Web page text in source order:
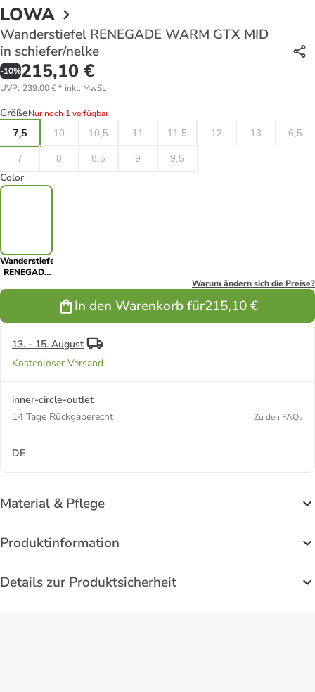
LOWA
Wanderstiefel RENEGADE WARM GTX MID
in schiefer/nelke
-10%215,10 €
UVP: 239,00 €* inkl. MwSt.
GrößeNur noch 1 verfügbar
7,5
10 10,5 11 11.5 12 13 6,5
7 8 8,5 9 9,5
Color
Wanderstiefel
RENEGADE
Warum ändern sich die Preise?
In den Warenkorb für215,10 €
13. - 15. August
Kostenloser Versand
inner-circle-outlet
14 Tage Rückgaberecht
Zu den FAQs
DE
Material & Pflege
Produktinformation
Details zur Produktsicherheit